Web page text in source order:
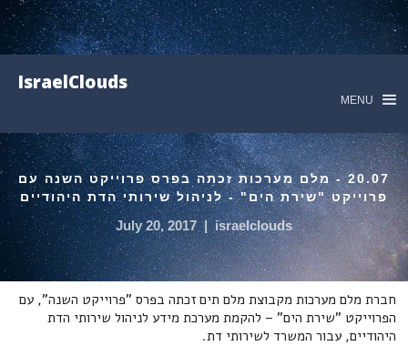
IsraelClouds
MENU
20.07 - מלם מערכות זכתה בפרס פרוייקט השנה עם
פרוייקט "שירת הים" - לניהול שירותי הדת היהודיים
israelclouds
|
July 20, 2017
חברת מלם מערכות מקבוצת מלם תים זכתה בפרס "פרוייקט השנה", עם
הפרוייקט "שירת הים" – להקמת מערכת מידע לניהול שירותי הדת
היהודיים, עבור המשרד לשירותי דת.